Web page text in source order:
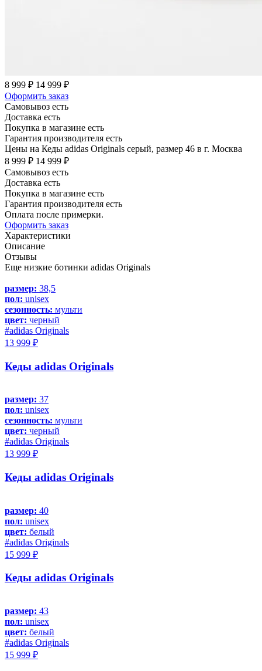
8 999 ₽ 14 999 ₽
Оформить заказ
Самовывоз есть
Доставка есть
Покупка в магазине есть
Гарантия производителя есть
Цены на Кеды adidas Originals серый, размер 46 в г. Москва
8 999 ₽ 14 999 ₽
Самовывоз есть
Доставка есть
Покупка в магазине есть
Гарантия производителя есть
Оплата после примерки.
Оформить заказ
Характеристики
Описание
Отзывы
Еще низкие ботинки adidas Originals
размер: 38,5
пол: unisex
сезонность: мульти
цвет: черный
#adidas Originals
13 999 ₽
Кеды adidas Originals
размер: 37
пол: unisex
сезонность: мульти
цвет: черный
#adidas Originals
13 999 ₽
Кеды adidas Originals
размер: 40
пол: unisex
цвет: белый
#adidas Originals
15 999 ₽
Кеды adidas Originals
размер: 43
пол: unisex
цвет: белый
#adidas Originals
15 999 ₽